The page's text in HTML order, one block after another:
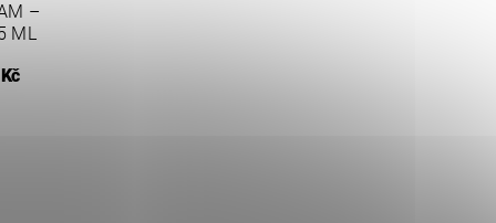
–
ML